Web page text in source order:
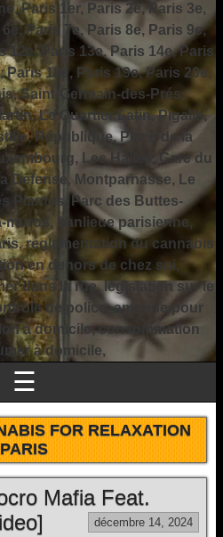
Paris 1er, Paris 2e, Paris 3e,
Paris 7e, Paris 8e, Paris 9e,
12e, Paris 13e, Paris 14e, Paris
Paris 18e, Paris 19e, Paris 20e,
Saint-Germain-des-Prés,
Le Quartier Latin, Pigalle,
République, Place de la
Les Halles, Gare du
Défense, Montparnasse, Le
Plantes, Parc des Buttes-
muros, banlieue parisienne,
réglementation du cannabis
en dehors de chez soi,
dans la rue, législation sur le
de police, amende pour
à domicile, consommation
à domicile,
☰
FOR RELAXATION
PARIS
Mafia Feat.
décembre 14, 2024